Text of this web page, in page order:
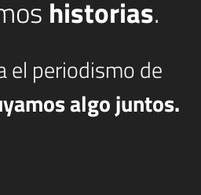
historias.
el periodismo de
algo juntos.